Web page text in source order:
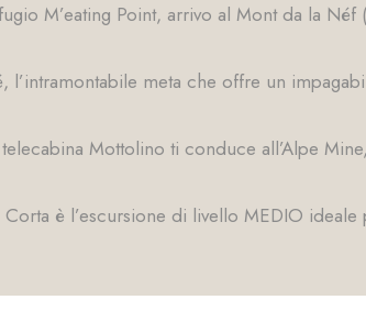
M’eating Point, arrivo al Mont da la
l’intramontabile meta che offre un
Mottolino ti conduce all’Alpe
è l’escursione di livello MEDIO